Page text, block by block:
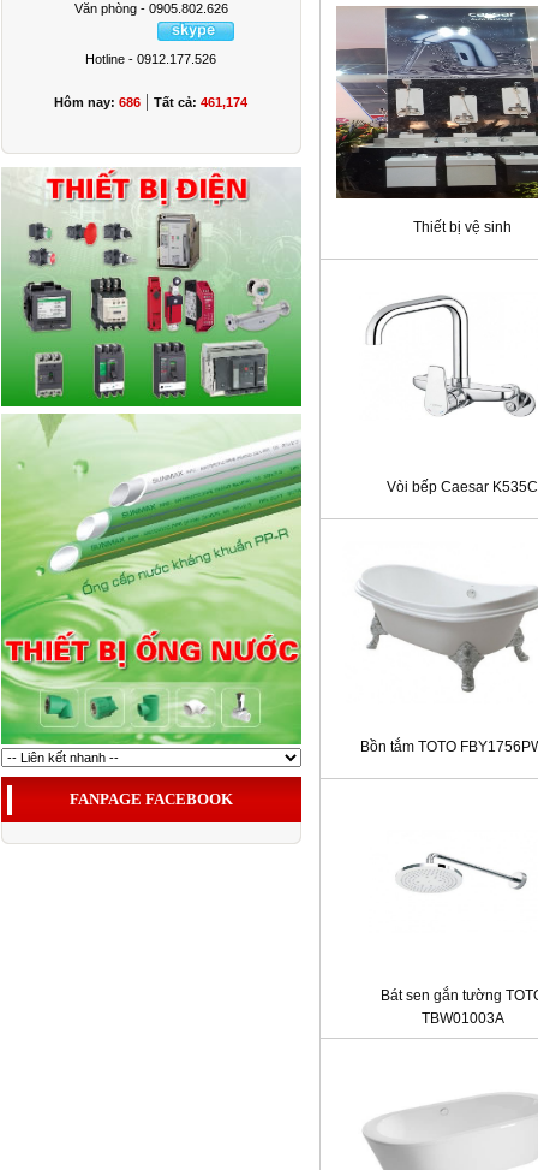
Văn phòng - 0905.802.626
Hotline - 0912.177.526
Hôm nay: 686 | Tất cả: 461,174
FANPAGE FACEBOOK
Thiết bị vệ sinh
Vòi bếp Caesar K535C
Bồn tắm TOTO
Bát sen gắn tường
TBW01003A